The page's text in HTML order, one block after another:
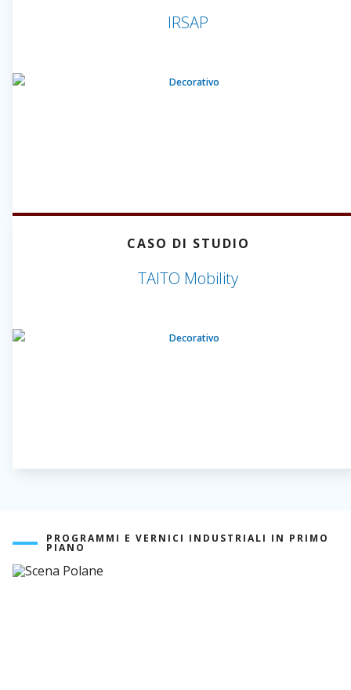
IRSAP
CASO DI STUDIO
TAITO Mobility
PROGRAMMI E VERNICI INDUSTRIALI IN PRIMO
PIANO